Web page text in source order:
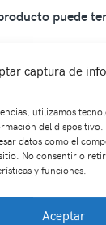
captura de
utilizamos
del
datos como el
No consentir o
y funciones.
Aceptar
puede
El envío del
ACCESORIOS
chakras